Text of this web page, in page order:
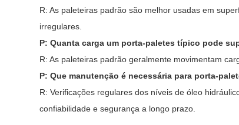
R: As paleteiras padrão são melhor usadas em
irregulares.
P: Quanta carga um porta-paletes típico pode
R: As paleteiras padrão geralmente movimentam
P: Que manutenção é necessária para porta-
R: Verificações regulares dos níveis de óleo
confiabilidade e segurança a longo prazo.